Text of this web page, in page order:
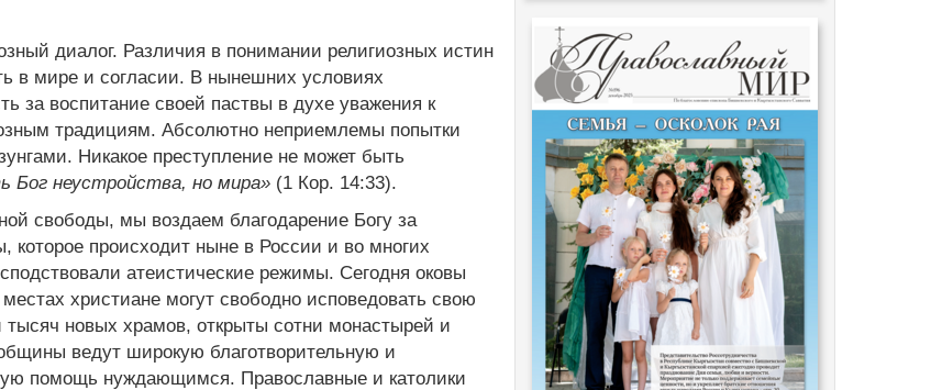
диалог. Различия в понимании религиозных истин
в мире и согласии. В нынешних условиях
за воспитание своей паствы в духе уважения к
традициям. Абсолютно неприемлемы попытки
Никакое преступление не может быть
Бог неустройства, но мира» (1 Кор. 14:33).
свободы, мы воздаем благодарение Богу за
которое происходит ныне в России и во многих
атеистические режимы. Сегодня оковы
христиане могут свободно исповедовать свою
тысяч новых храмов, открыты сотни монастырей и
ведут широкую благотворительную и
помощь нуждающимся. Православные и католики